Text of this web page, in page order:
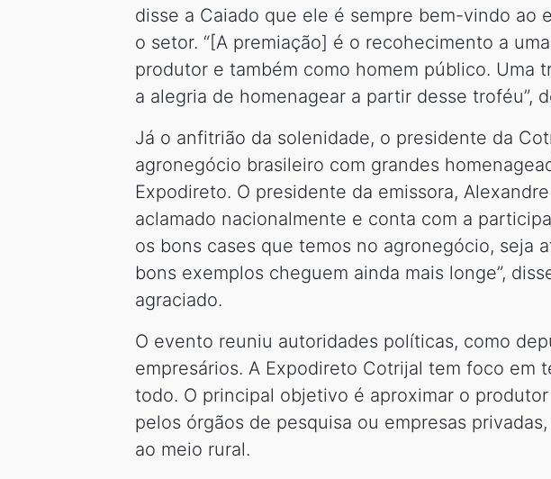
disse a Caiado que ele é sempre bem-vindo
o setor. “[A premiação] é o recohecimento a
produtor e também como homem público. Uma
a alegria de homenagear a partir desse troféu”,
Já o anfitrião da solenidade, o presidente da
agronegócio brasileiro com grandes
Expodireto. O presidente da emissora,
aclamado nacionalmente e conta com a
os bons cases que temos no agronegócio, seja
bons exemplos cheguem ainda mais longe”,
agraciado.
O evento reuniu autoridades políticas, como
empresários. A Expodireto Cotrijal tem foco
todo. O principal objetivo é aproximar o
pelos órgãos de pesquisa ou empresas
ao meio rural.